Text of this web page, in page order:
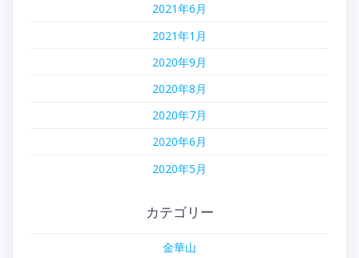
2021年6月
2021年1月
2020年9月
2020年8月
2020年7月
2020年6月
2020年5月
カテゴリー
金華山